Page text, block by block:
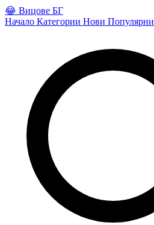
😂 Вицове БГ
Начало Категории Нови Популярни